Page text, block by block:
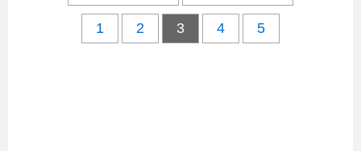
1 2 3 4 5